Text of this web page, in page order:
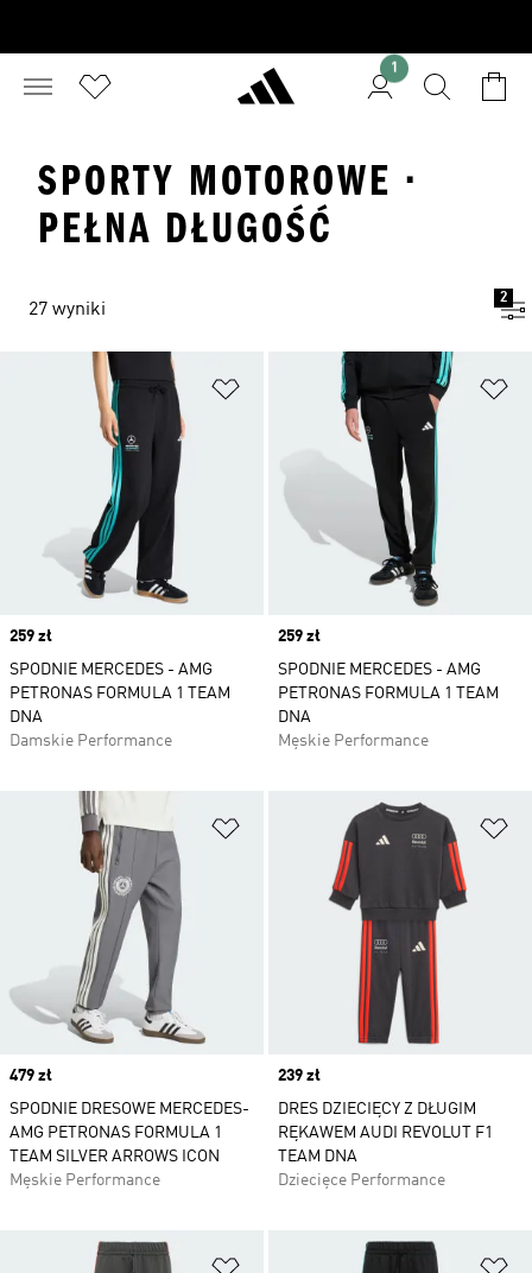
1
SPORTY MOTOROWE ·
PEŁNA DŁUGOŚĆ
27 wyniki
2
Dodaj do listy życzeń
Price
259 zł
SPODNIE MERCEDES - AMG
PETRONAS FORMULA 1 TEAM
DNA
Damskie Performance
Price
259 zł
SPODNIE MERCEDES - AMG
PETRONAS FORMULA 1 TEAM
DNA
Męskie Performance
Dodaj do listy życzeń
Price
479 zł
SPODNIE DRESOWE MERCEDES-
AMG PETRONAS FORMULA 1
TEAM SILVER ARROWS ICON
Męskie Performance
Price
239 zł
DRES DZIECIĘCY Z DŁUGIM
RĘKAWEM AUDI REVOLUT F1
TEAM DNA
Dziecięce Performance
Dodaj do listy życzeń